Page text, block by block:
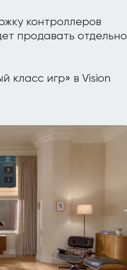
контроллеров
продавать отдельно
класс игр» в Vision